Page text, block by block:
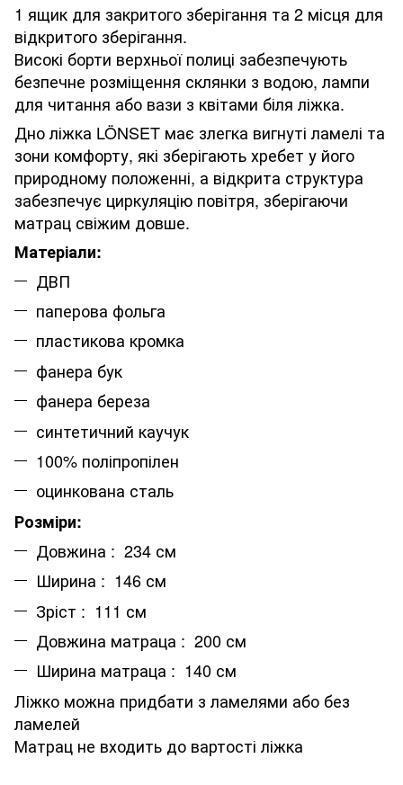
1 ящик для закритого зберігання та 2 місця для
відкритого зберігання.
Високі борти верхньої полиці забезпечують
безпечне розміщення склянки з водою, лампи
для читання або вази з квітами біля ліжка.
Дно ліжка LÖNSET має злегка вигнуті ламелі та
зони комфорту, які зберігають хребет у його
природному положенні, а відкрита структура
забезпечує циркуляцію повітря, зберігаючи
матрац свіжим довше.
Матеріали:
ДВП
паперова фольга
пластикова кромка
фанера бук
фанера береза
синтетичний каучук
100% поліпропілен
оцинкована сталь
Розміри:
Довжина : 234 см
Ширина : 146 см
Зріст : 111 см
Довжина матраца : 200 см
Ширина матраца : 140 см
Ліжко можна придбати з ламелями або без
ламелей
Матрац не входить до вартості ліжка